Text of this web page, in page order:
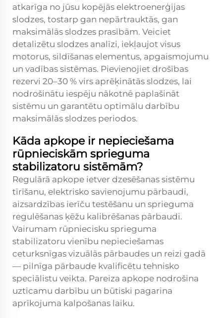
atkarīga no jūsu kopējās elektroenerģijas
slodzes, tostarp gan nepārtrauktās, gan
maksimālās slodzes prasībām. Veiciet
detalizētu slodzes analīzi, iekļaujot visus
motorus, sildīšanas elementus, apgaismojumu
un vadības sistēmas. Pievienojiet drošības
rezervi 20–30 % virs aprēķinātās slodzes, lai
nodrošinātu iespēju nākotnē paplašināt
sistēmu un garantētu optimālu darbību
maksimālās slodzes periodos.
Kāda apkope ir nepieciešama
rūpnieciskām sprieguma
stabilizatoru sistēmām?
Regulārā apkope ietver dzesēšanas sistēmu
tīrīšanu, elektrisko savienojumu pārbaudi,
aizsardzības ierīču testēšanu un sprieguma
regulēšanas ķēžu kalibrēšanas pārbaudi.
Vairumam rūpniecisku sprieguma
stabilizatoru vienību nepieciešamas
ceturksnīgas vizuālās pārbaudes un reizi gadā
— pilnīga pārbaude kvalificētu tehnisko
speciālistu veikta. Pareiza apkope nodrošina
uzticamu darbību un būtiski pagarina
aprīkojuma kalpošanas laiku.